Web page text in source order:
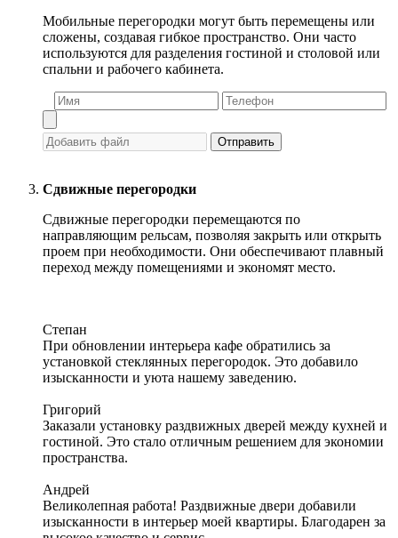
Мобильные перегородки могут быть перемещены или
сложены, создавая гибкое пространство. Они часто
используются для разделения гостиной и столовой или
спальни и рабочего кабинета.
Отправить
Сдвижные перегородки
Сдвижные перегородки перемещаются по
направляющим рельсам, позволяя закрыть или открыть
проем при необходимости. Они обеспечивают плавный
переход между помещениями и экономят место.
Степан
При обновлении интерьера кафе обратились за
установкой стеклянных перегородок. Это добавило
изысканности и уюта нашему заведению.
Григорий
Заказали установку раздвижных дверей между кухней и
гостиной. Это стало отличным решением для экономии
пространства.
Андрей
Великолепная работа! Раздвижные двери добавили
изысканности в интерьер моей квартиры. Благодарен за